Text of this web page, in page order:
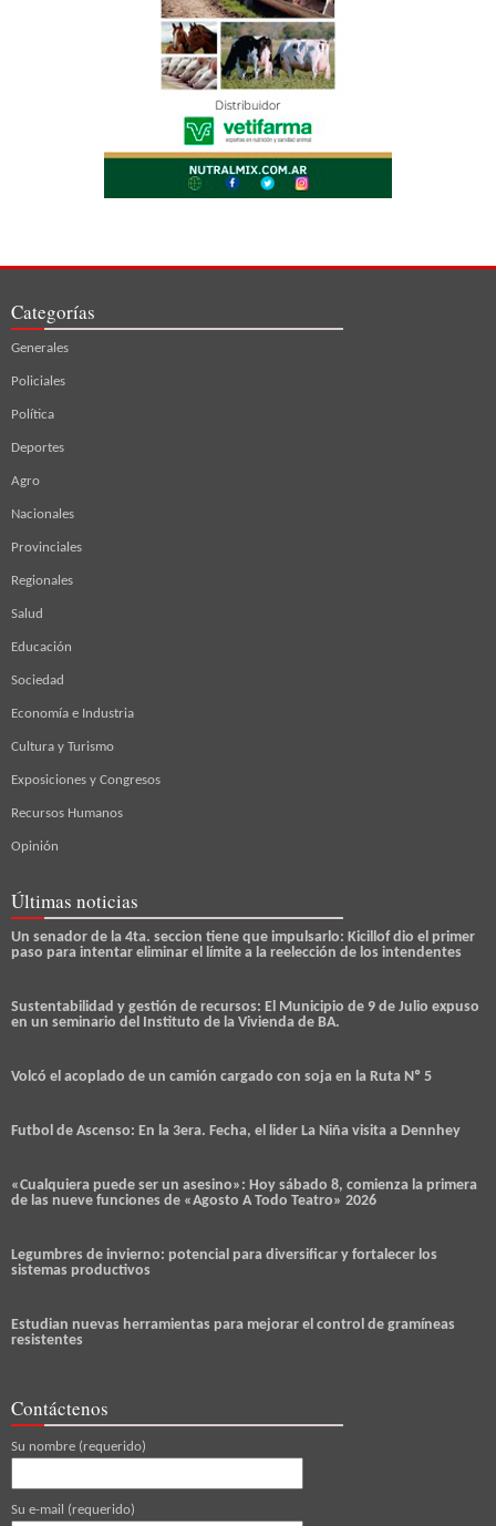
Categorías
Generales
Policiales
Política
Deportes
Agro
Nacionales
Provinciales
Regionales
Salud
Educación
Sociedad
Economía e Industria
Cultura y Turismo
Exposiciones y Congresos
Recursos Humanos
Opinión
Últimas noticias
Un senador de la 4ta. seccion tiene que impulsarlo: Kicillof dio el primer
paso para intentar eliminar el límite a la reelección de los intendentes
Sustentabilidad y gestión de recursos: El Municipio de 9 de Julio expuso
en un seminario del Instituto de la Vivienda de BA.
Volcó el acoplado de un camión cargado con soja en la Ruta Nº 5
Futbol de Ascenso: En la 3era. Fecha, el lider La Niña visita a Dennhey
«Cualquiera puede ser un asesino»: Hoy sábado 8, comienza la primera
de las nueve funciones de «Agosto A Todo Teatro» 2026
Legumbres de invierno: potencial para diversificar y fortalecer los
sistemas productivos
Estudian nuevas herramientas para mejorar el control de gramíneas
resistentes
Contáctenos
Su nombre (requerido)
Su e-mail (requerido)